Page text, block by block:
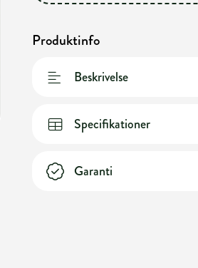
Produktinfo
Beskrivelse
Specifikationer
Garanti